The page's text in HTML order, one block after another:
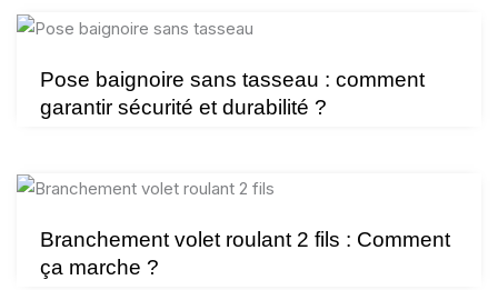
Pose baignoire sans tasseau : comment
garantir sécurité et durabilité ?
Branchement volet roulant 2 fils : Comment
ça marche ?